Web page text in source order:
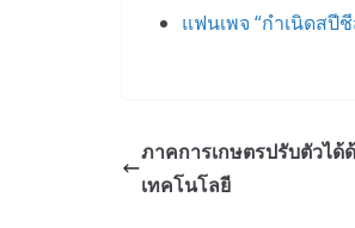
แฟนเพจ “กำเนิดสปี
ภาคการเกษตรปรับตัวได้
เทคโนโลยี